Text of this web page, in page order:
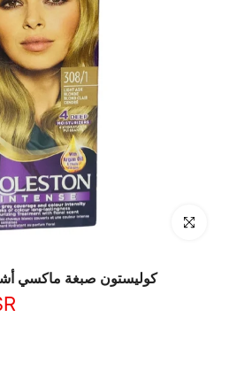
انقر للتكبير
كوليستون صبغة ماكسي أشقر